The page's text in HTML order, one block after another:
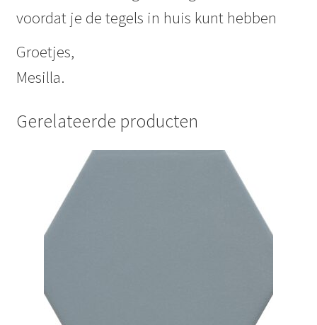
voordat je de tegels in huis kunt hebben
Groetjes,
Mesilla.
Gerelateerde producten